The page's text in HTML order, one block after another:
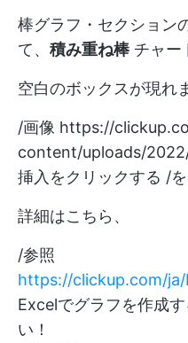
棒グラフ・セクション
て、 積み重ね棒チャー
空白のボックスが現れ
/画像 https://
content/uploads/
挿入をクリックする /を
詳細はこちら、
/参照
https://clickup.com/
Excelでグラフを作成
い！